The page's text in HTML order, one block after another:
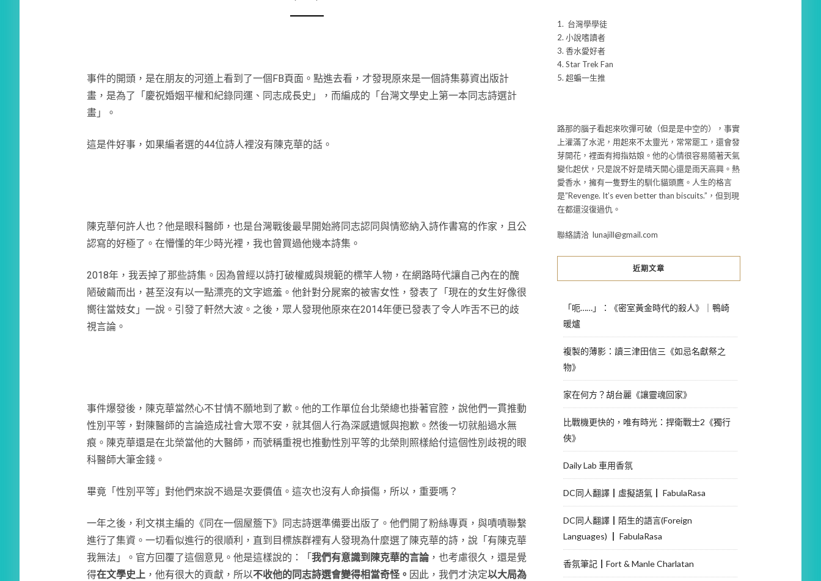
事件的開頭，是在朋友的河道上看到了一個FB頁面。點進去看，才發現原來是一個詩集募資出版計
畫，是為了「慶祝婚姻平權和紀錄同運、同志成長史」，而編成的「台灣文學史上第一本同志詩選計
畫」。
這是件好事，如果編者選的44位詩人裡沒有陳克華的話。
陳克華何許人也？他是眼科醫師，也是台灣戰後最早開始將同志認同與情慾納入詩作書寫的作家，且公
認寫的好極了。在懵懂的年少時光裡，我也曾買過他幾本詩集。
2018年，我丟掉了那些詩集。因為曾經以詩打破權威與規範的標竿人物，在網路時代讓自己內在的醜
陋破繭而出，甚至沒有以一點漂亮的文字遮羞。他針對分屍案的被害女性，發表了「現在的女生好像很
嚮往當妓女」一說。引發了軒然大波。之後，眾人發現他原來在2014年便已發表了令人咋舌不已的歧
視言論。
事件爆發後，陳克華當然心不甘情不願地到了歉。他的工作單位台北榮總也掛著官腔，說他們一貫推動
性別平等，對陳醫師的言論造成社會大眾不安，就其個人行為深感遺憾與抱歉。然後一切就船過水無
痕。陳克華還是在北榮當他的大醫師，而號稱重視也推動性別平等的北榮則照樣給付這個性別歧視的眼
科醫師大筆金錢。
畢竟「性別平等」對他們來說不過是次要價值。這次也沒有人命損傷，所以，重要嗎？
一年之後，利文祺主編的《同在一個屋簷下》同志詩選準備要出版了。他們開了粉絲專頁，與嘖嘖聯繫
進行了集資。一切看似進行的很順利，直到目標族群裡有人發現為什麼選了陳克華的詩，說「有陳克華
我無法」。官方回覆了這個意見。他是這樣說的：「 我們有意識到陳克華的言論 ，也考慮很久，還是覺
得在文學史上 ，他有很大的貢獻，所以不收他的同志詩選會變得相當奇怪。 因此，我們才決定以大局為
1. 台灣學學徒
2. 小說嗜讀者
3. 香水愛好者
4. Star Trek Fan
5. 超蝙一生推
路那的腦子看起來吹彈可破（但是是中空的），事實
上灌滿了水泥，用起來不太靈光，常常罷工，還會發
芽開花，裡面有拇指姑娘。他的心情很容易隨著天氣
變化起伏，只是說不好是晴天開心還是雨天高興。熱
愛香水，擁有一隻野生的馴化貓頭鷹。人生的格言
是”Revenge. It’s even better than biscuits.”，但到現
在都還沒復過仇。
聯絡請洽 lunajill@gmail.com
近期文章
「呃……」：《密室黃金時代的殺人》｜鴨崎
暖爐
複製的薄影：讀三津田信三《如忌名獻祭之
物》
家在何方？胡台麗《讓靈魂回家》
比戰機更快的，唯有時光：捍衛戰士2《獨行
俠》
Daily Lab 車用香氛
DC同人翻譯┃虛擬語氣┃ FabulaRasa
DC同人翻譯┃陌生的語言(Foreign
Languages) ┃ FabulaRasa
香氛筆記┃Fort & Manle Charlatan